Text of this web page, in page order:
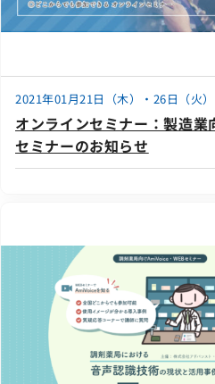
2021年01月21日（木）・26日（火）
オンラインセミナー：製造
セミナーのお知らせ